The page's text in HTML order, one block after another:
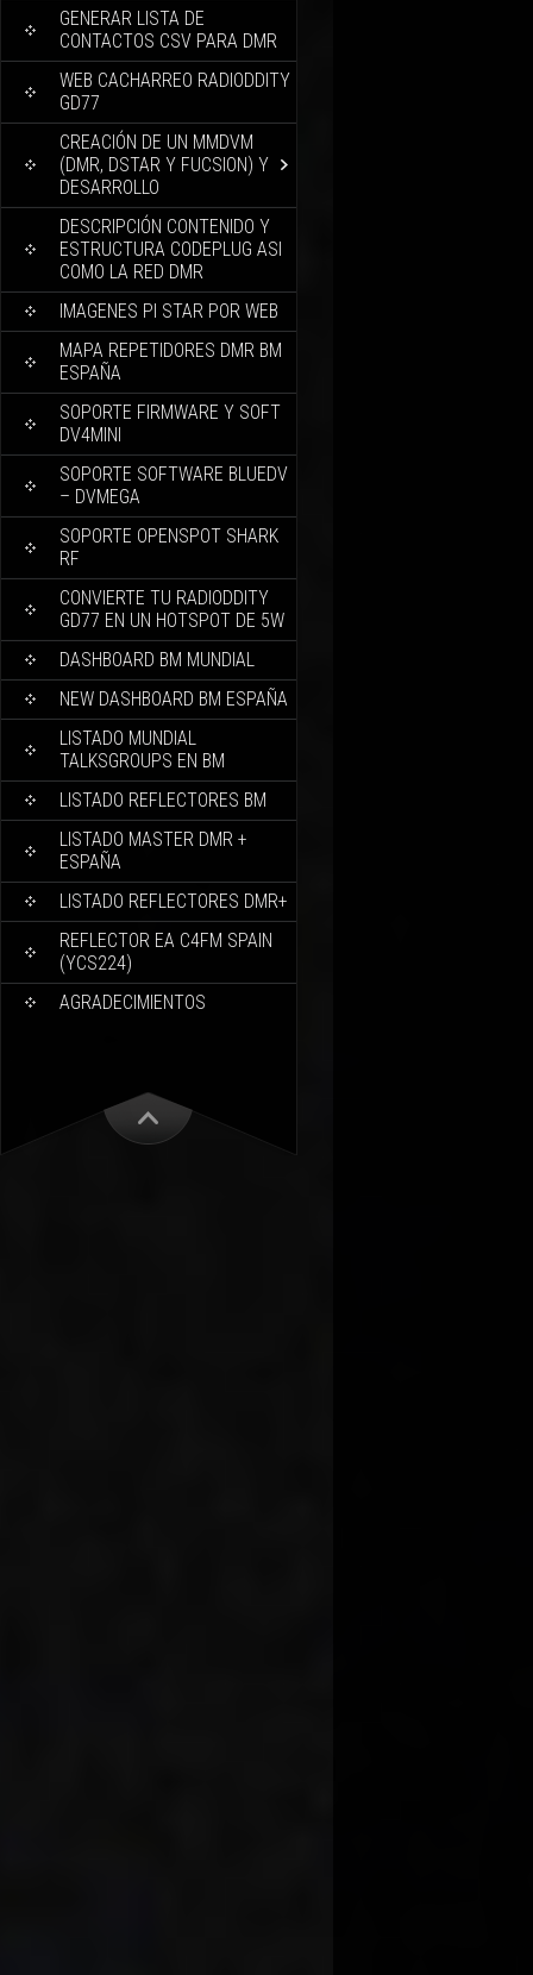
GENERAR LISTA DE
CONTACTOS CSV PARA DMR
WEB CACHARREO RADIODDITY
GD77
CREACIÓN DE UN MMDVM
(DMR, DSTAR Y FUCSION) Y
DESARROLLO
DESCRIPCIÓN CONTENIDO Y
ESTRUCTURA CODEPLUG ASI
COMO LA RED DMR
IMAGENES PI STAR POR WEB
MAPA REPETIDORES DMR BM
ESPAÑA
SOPORTE FIRMWARE Y SOFT
DV4MINI
SOPORTE SOFTWARE BLUEDV
– DVMEGA
SOPORTE OPENSPOT SHARK
RF
CONVIERTE TU RADIODDITY
GD77 EN UN HOTSPOT DE 5W
DASHBOARD BM MUNDIAL
NEW DASHBOARD BM ESPAÑA
LISTADO MUNDIAL
TALKSGROUPS EN BM
LISTADO REFLECTORES BM
LISTADO MASTER DMR +
ESPAÑA
LISTADO REFLECTORES DMR+
REFLECTOR EA C4FM SPAIN
(YCS224)
AGRADECIMIENTOS